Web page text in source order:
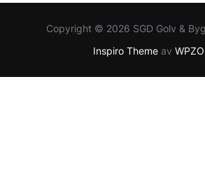
Copyright © 2026 SGD Golv &
Inspiro Theme av